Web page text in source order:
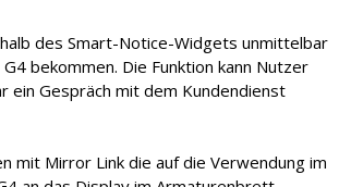
des Smart-Notice-Widgets unmittelbar
bekommen. Die Funktion kann Nutzer
ein Gespräch mit dem Kundendienst
mit Mirror Link die auf die Verwendung im